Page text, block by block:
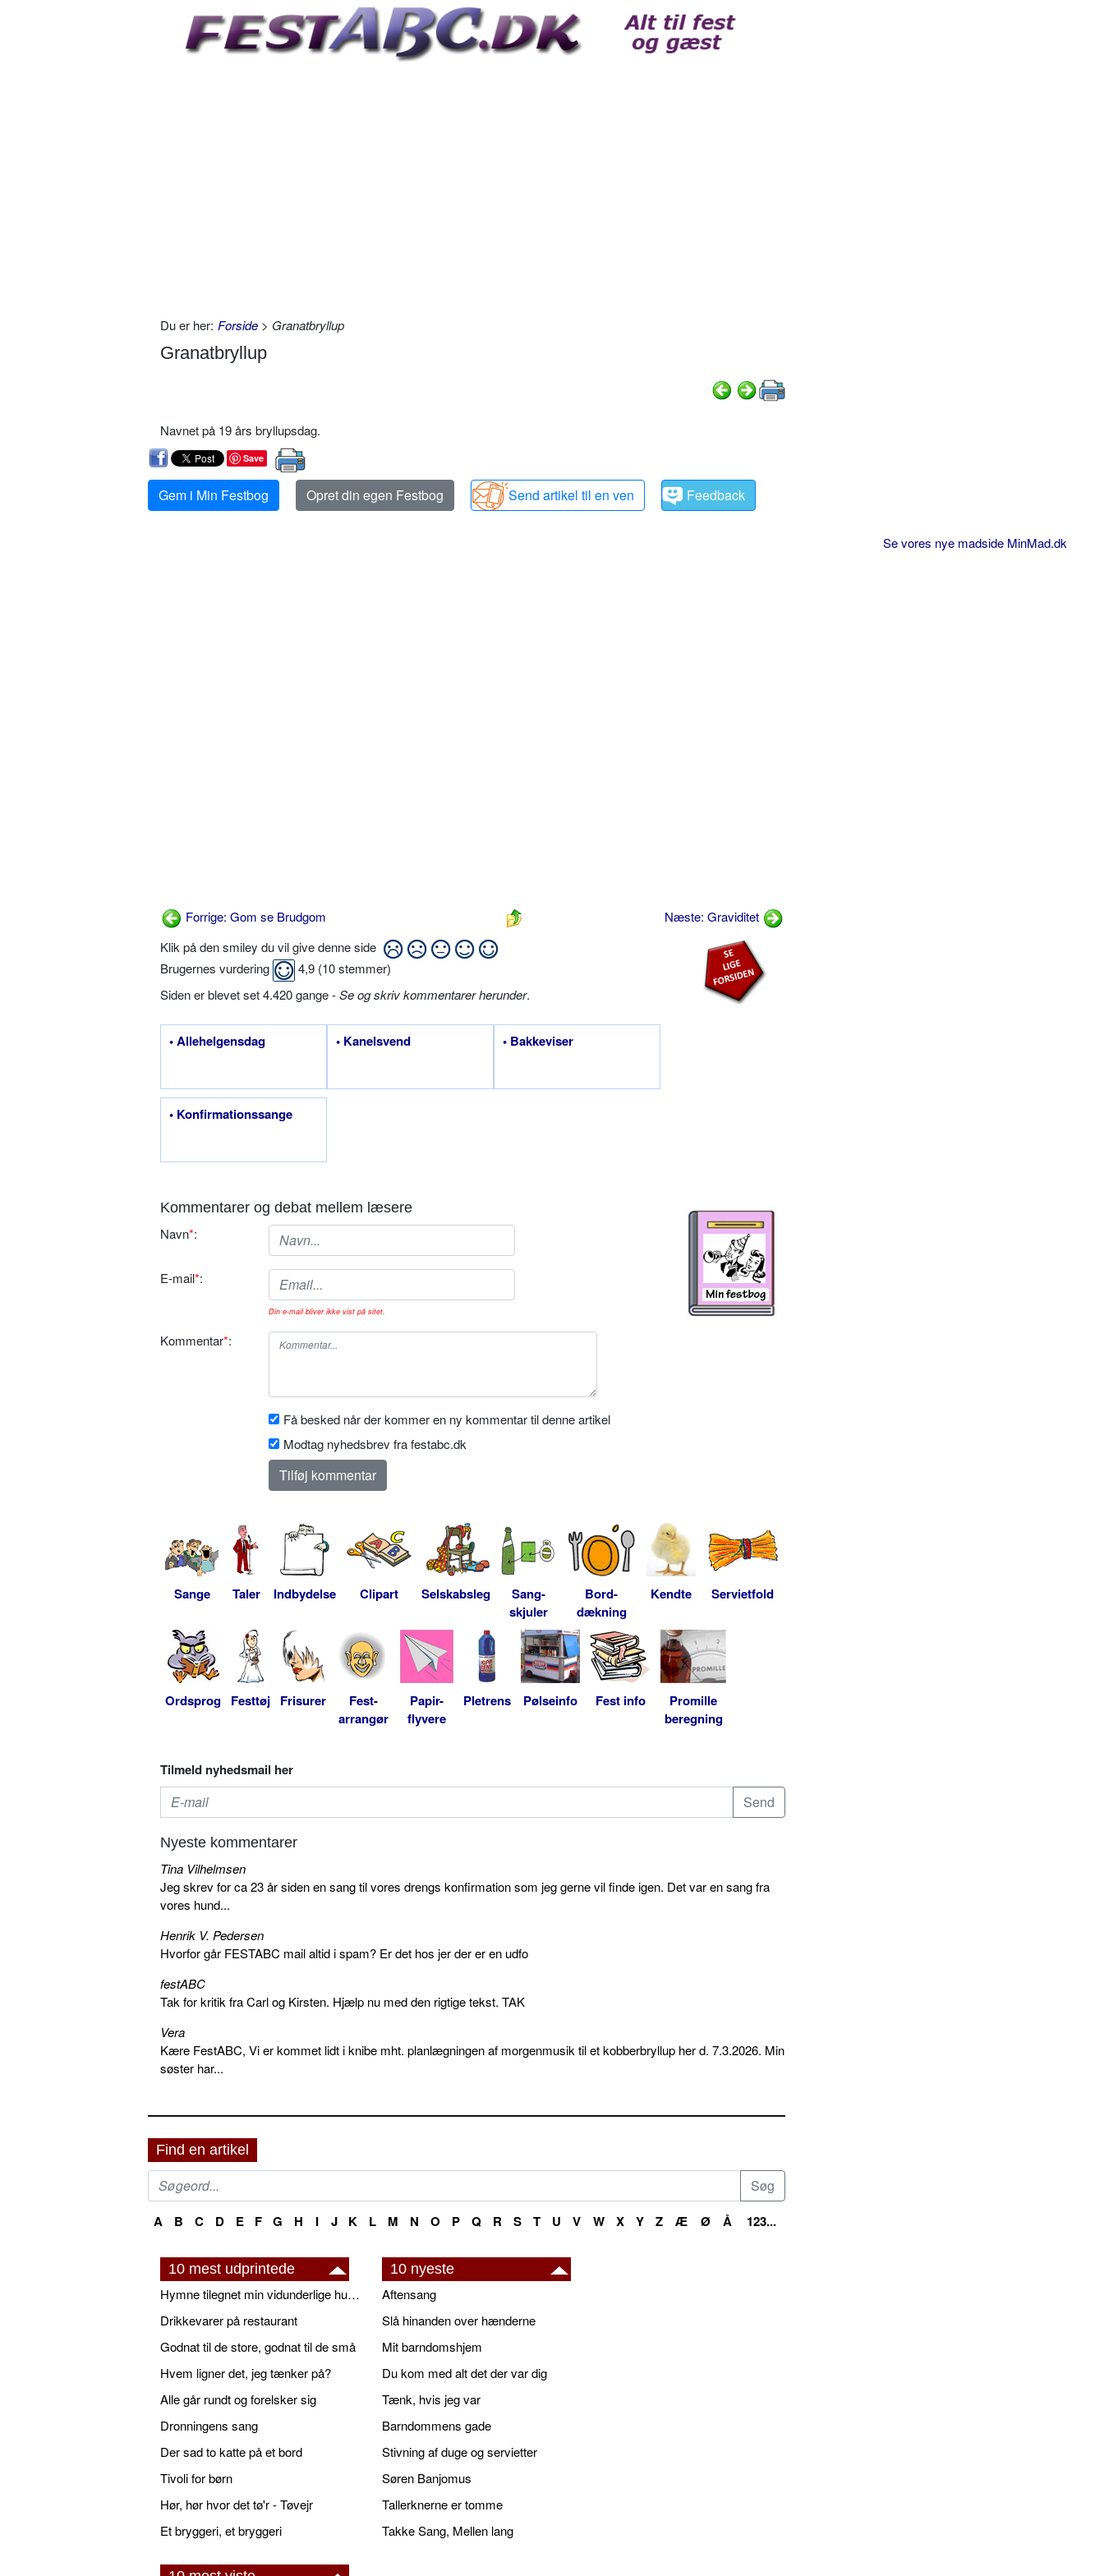
Du er her: Forside > Granatbryllup
Granatbryllup
Navnet på 19 års bryllupsdag.
Save
Gem i Min Festbog Opret din egen Festbog Send artikel til en ven Feedback
Forrige: Gom se Brudgom
Næste: Graviditet
Klik på den smiley du vil give denne side
Brugernes vurdering
4,9 (10stemmer)
Siden er blevet set 4.420 gange -Se og skriv kommentarer herunder.
• Allehelgensdag • Kanelsvend • Bakkeviser
• Konfirmationssange
Kommentarer og debat mellem læsere
Navn*:
E-mail*:
Din e-mail bliver ikke vist på sitet.
Kommentar*:
Få besked når der kommer en ny kommentar til denne artikel
Modtag nyhedsbrev fra festabc.dk
Sange Taler Indbydelse Clipart Selskabsleg
Sang-
skjuler
Bord-
dækning
Kendte Servietfold
Ordsprog Festtøj Frisurer
Fest-
arrangør
Papir-
flyvere
Pletrens Pølseinfo Fest info
Promille
beregning
Tilmeld nyhedsmail her
Nyeste kommentarer
Tina Vilhelmsen
Jeg skrev for ca 23 år siden en sang til vores drengs konfirmation som jeg gerne vil finde igen. Det var en sang fra
vores hund...
Henrik V. Pedersen
Hvorfor går FESTABC mail altid i spam? Er det hos jer der er en udfo
festABC
Tak for kritik fra Carl og Kirsten. Hjælp nu med den rigtige tekst. TAK
Vera
Kære FestABC, Vi er kommet lidt i knibe mht. planlægningen af morgenmusik til et kobberbryllup her d. 7.3.2026. Min
søster har...
Find en artikel
A B C D E F G H I J K L M N O P Q R S T U V W X Y Z Æ Ø Å 123...
10 mest udprintede
Hymne tilegnet min vidunderlige husbond
Drikkevarer på restaurant
Godnat til de store, godnat til de små
Hvem ligner det, jeg tænker på?
Alle går rundt og forelsker sig
Dronningens sang
Der sad to katte på et bord
Tivoli for børn
Hør, hør hvor det tø'r - Tøvejr
Et bryggeri, et bryggeri
10 nyeste
Aftensang
Slå hinanden over hænderne
Mit barndomshjem
Du kom med alt det der var dig
Tænk, hvis jeg var
Barndommens gade
Stivning af duge og servietter
Søren Banjomus
Tallerknerne er tomme
Takke Sang, Mellen lang
Se vores nye madside MinMad.dk